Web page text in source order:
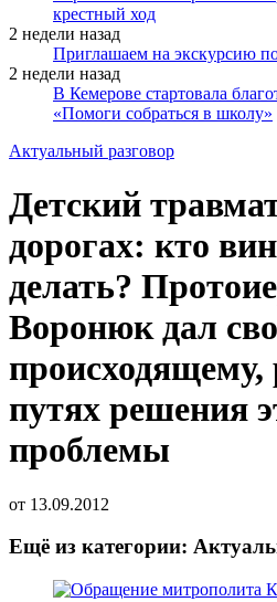
крестный ход
2 недели назад
Приглашаем на экскурсию
2 недели назад
В Кемерове стартовала
«Помоги собраться в школу»
Актуальный разговор
Детский
дорогах: кто
делать?
Воронюк дал
происходящему,
путях решения
проблемы
от 13.09.2012
Ещё из категории: